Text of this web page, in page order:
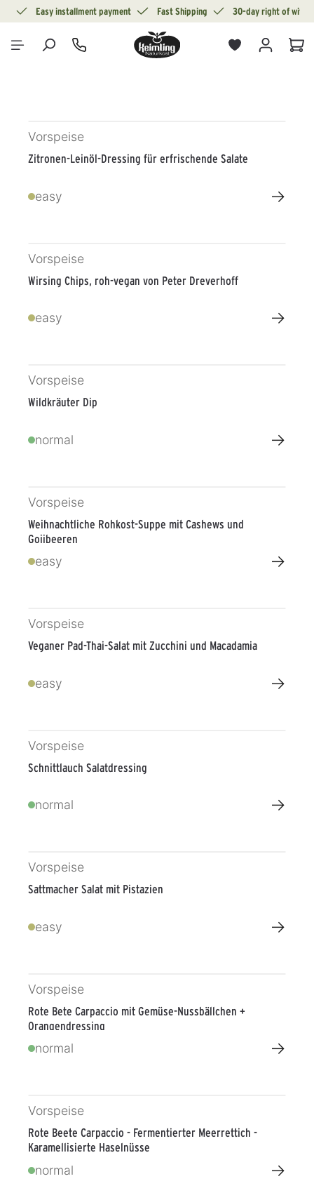
contentEasy installment payment Fast Shipping 30-day right of
Vorspeise
Zitronen-Leinöl-Dressing für erfrischende Salate
easy →
Vorspeise
Wirsing Chips, roh-vegan von Peter Dreverhoff
easy →
Vorspeise
Wildkräuter Dip
normal →
Vorspeise
Weihnachtliche Rohkost-Suppe mit Cashews und
Gojibeeren
easy →
Vorspeise
Veganer Pad-Thai-Salat mit Zucchini und Macadamia
easy →
Vorspeise
Schnittlauch Salatdressing
normal →
Vorspeise
Sattmacher Salat mit Pistazien
easy →
Vorspeise
Rote Bete Carpaccio mit Gemüse-Nussbällchen +
Orangendressing
normal →
Vorspeise
Rote Beete Carpaccio - Fermentierter Meerrettich -
Karamellisierte Haselnüsse
normal →